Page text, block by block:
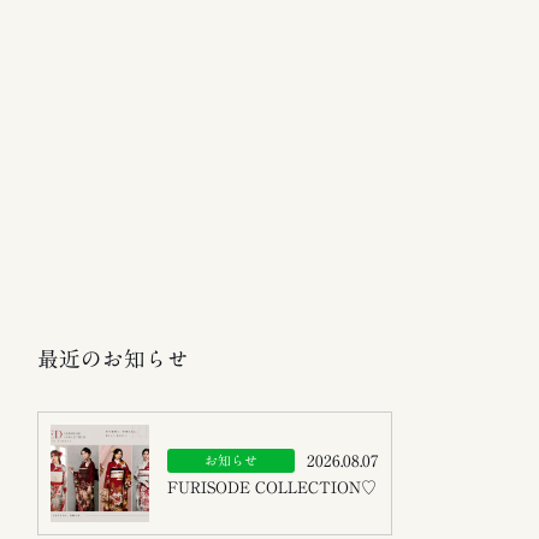
最近のお知らせ
お知らせ
2026.08.07
FURISODE COLLECTION♡